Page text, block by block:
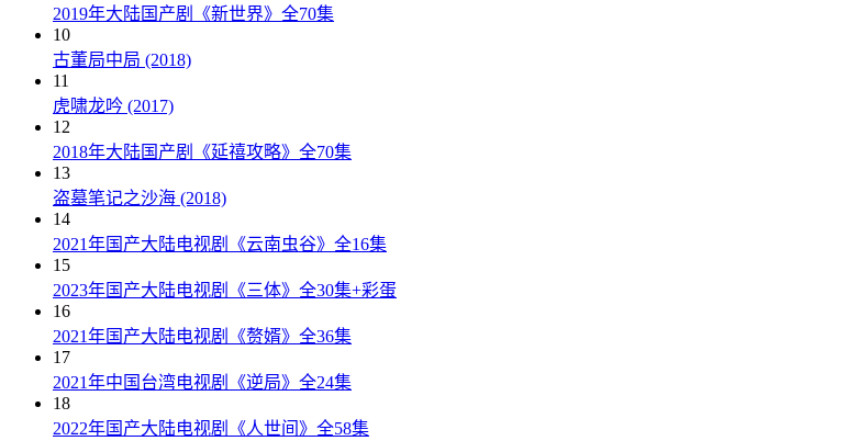
2019年大陆国产剧《新世界》全70集
10
古董局中局 (2018)
11
虎啸龙吟 (2017)
12
2018年大陆国产剧《延禧攻略》全70集
13
盗墓笔记之沙海 (2018)
14
2021年国产大陆电视剧《云南虫谷》全16集
15
2023年国产大陆电视剧《三体》全30集+彩蛋
16
2021年国产大陆电视剧《赘婿》全36集
17
2021年中国台湾电视剧《逆局》全24集
18
2022年国产大陆电视剧《人世间》全58集